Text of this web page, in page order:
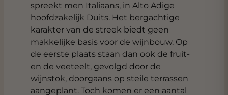
spreekt men Italiaans, in Alto Adige
hoofdzakelijk Duits. Het bergachtige
karakter van de streek biedt geen
makkelijke basis voor de wijnbouw. Op
de eerste plaats staan dan ook de fruit-
en de veeteelt, gevolgd door de
wijnstok, doorgaans op steile terrassen
aangeplant. Toch komen er een aantal